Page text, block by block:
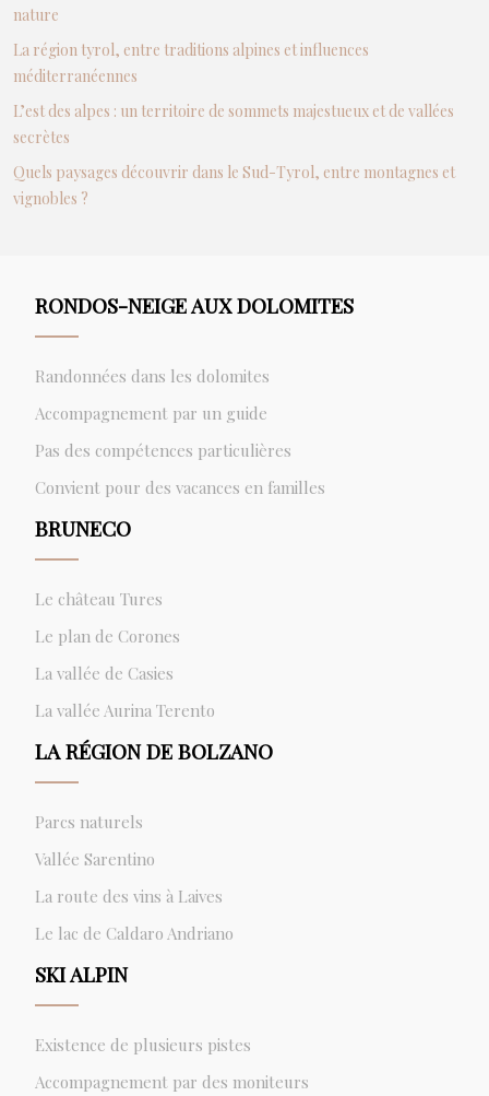
nature
La région tyrol, entre traditions alpines et influences
méditerranéennes
L’est des alpes : un territoire de sommets majestueux et de vallées
secrètes
Quels paysages découvrir dans le Sud-Tyrol, entre montagnes et
vignobles ?
RONDOS-NEIGE AUX DOLOMITES
Randonnées dans les dolomites
Accompagnement par un guide
Pas des compétences particulières
Convient pour des vacances en familles
BRUNECO
Le château Tures
Le plan de Corones
La vallée de Casies
La vallée Aurina Terento
LA RÉGION DE BOLZANO
Parcs naturels
Vallée Sarentino
La route des vins à Laives
Le lac de Caldaro Andriano
SKI ALPIN
Existence de plusieurs pistes
Accompagnement par des moniteurs